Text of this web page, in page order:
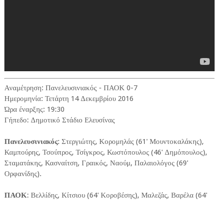
Αναμέτρηση: Πανελευσινιακός - ΠΑΟΚ 0-7
Ημερομηνία: Τετάρτη 14 Δεκεμβρίου 2016
Ώρα έναρξης: 19:30
Γήπεδο: Δημοτικό Στάδιο Ελευσίνας
Πανελευσινιακός: Στεργιώτης, Κορομηλάς (61' Μουντοκαλάκης),
Καμπούρης, Τσούπρος, Τσίγκρος, Κωστόπουλος (46' Δημόπουλος),
Σταματάκης, Κασναίτση, Γραικός, Ναούμ, Παλαιολόγος (69'
Ορφανίδης).
ΠΑΟΚ: Βελλίδης, Κίτσιου (64' Κοροβέσης), Μαλεζάς, Βαρέλα (64'